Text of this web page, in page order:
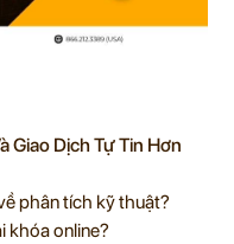
Giao Dịch Tự Tin Hơn
phân tích kỹ thuật?
khóa online?